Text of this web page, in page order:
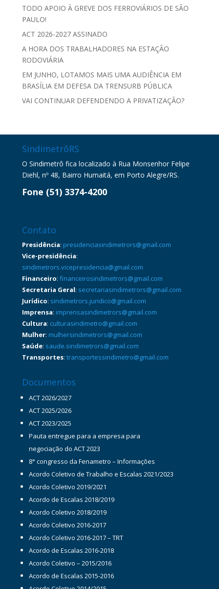
TODO APOIO À GREVE DOS FERROVIÁRIOS DE SÃO
PAULO!
ACT 2026-2027 ASSINADO
A HORA DOS TRABALHADORES NA ESTAÇÃO
RODOVIÁRIA
EM JUNHO, LOTAMOS MAIS UMA AUDIÊNCIA EM
BRASÍLIA EM DEFESA DA TRENSURB PÚBLICA
VAI CONTINUAR DEFENDENDO A PRIVATIZAÇÃO?
SindimetrôRS
O Sindimetrô fica localizado à Rua Monsenhor Felipe
Diehl, nº 48, Bairro Humaitá, em Porto Alegre/RS.
Fone (51) 3374-4200
Contato
Presidência: presidenciasindimetrors@gmail.com
Vice-presidência:
sindimetrors.vicepresidencia@gmail.com
Financeiro: financeirosindimetrors@gmail.com
Secretaria Geral: secretariasindimetrors@gmail.com
Jurídico: sindimetrors.juridico@gmail.com
Imprensa: imprensasindimetrors@gmail.com
Cultura: culturasindimetro@gmail.com
Mulher: mulhersindimetrors@gmail.com
Saúde: saude.sindimetrors@gmail.com
Transportes: transportessindimetro@gmail.com
Documentos
ACT 2026/2027
ACT 2025/2026
ACT 2023/2025
Pauta entregue para a empresa para
negociação do ACT 2023
8° congresso da Fenametro – Informações
Acordo Coletivo de Trabalho e Escalas 2021/2023
Acordo Coletivo 2019/2021
Acordo de Escalas 2018/2019
Acordo Coletivo 2018/2019
Acordo Coletivo 2016-2017
Acordo Coletivo 2016-2017 – TRT
Acordo de Escalas 2016-2018
Acordo Coletivo – 2015/2016
Acordo de Escalas 2015-2016